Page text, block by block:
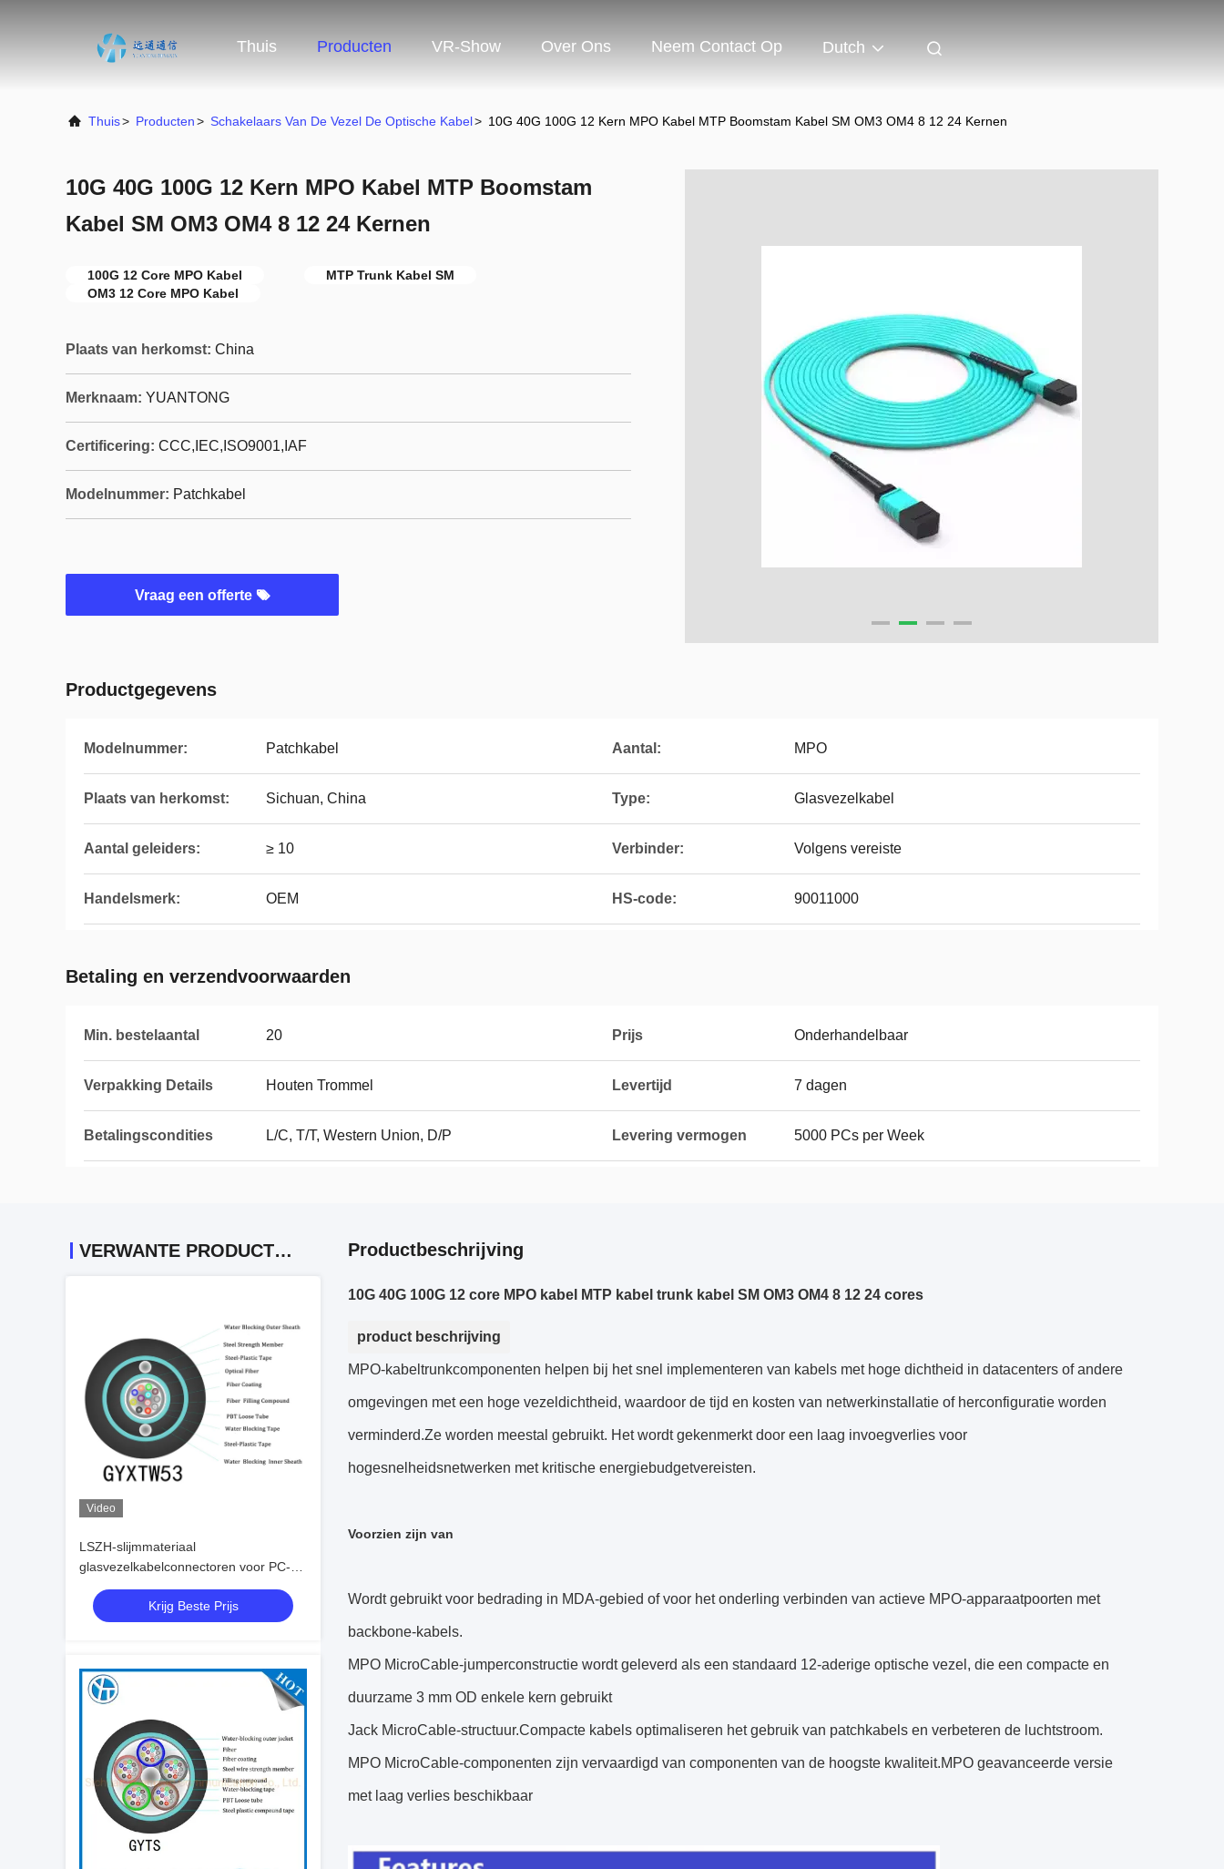
Thuis Producten VR-Show Over Ons Neem Contact Op Dutch
Thuis> Producten> Schakelaars Van De Vezel De Optische Kabel> 10G 40G 100G 12 Kern MPO Kabel MTP Boomstam Kabel SM OM3 OM4 8 12 24 Kernen
10G 40G 100G 12 Kern MPO Kabel MTP Boomstam
Kabel SM OM3 OM4 8 12 24 Kernen
100G 12 Core MPO Kabel
MTP Trunk Kabel SM
OM3 12 Core MPO Kabel
Plaats van herkomst: China
Merknaam: YUANTONG
Certificering: CCC,IEC,ISO9001,IAF
Modelnummer: Patchkabel
Vraag een offerte
Productgegevens
Modelnummer: Patchkabel Aantal: MPO
Plaats van herkomst: Sichuan, China Type: Glasvezelkabel
Aantal geleiders: ≥ 10 Verbinder: Volgens vereiste
Handelsmerk: OEM HS-code: 90011000
Betaling en verzendvoorwaarden
Min. bestelaantal 20 Prijs Onderhandelbaar
Verpakking Details Houten Trommel Levertijd 7 dagen
Betalingscondities L/C, T/T, Western Union, D/P Levering vermogen 5000 PCs per Week
VERWANTE PRODUCTEN
Video
LSZH-slijmmateriaal
glasvezelkabelconnectoren voor PC-
compatibiliteit bij extreme temperaturen
Krijg Beste Prijs
Productbeschrijving
10G 40G 100G 12 core MPO kabel MTP kabel trunk kabel SM OM3 OM4 8 12 24 cores
product beschrijving
MPO-kabeltrunkcomponenten helpen bij het snel implementeren van kabels met hoge dichtheid in datacenters of andere
omgevingen met een hoge vezeldichtheid, waardoor de tijd en kosten van netwerkinstallatie of herconfiguratie worden
verminderd.Ze worden meestal gebruikt. Het wordt gekenmerkt door een laag invoegverlies voor
hogesnelheidsnetwerken met kritische energiebudgetvereisten.
Voorzien zijn van
Wordt gebruikt voor bedrading in MDA-gebied of voor het onderling verbinden van actieve MPO-apparaatpoorten met
backbone-kabels.
MPO MicroCable-jumperconstructie wordt geleverd als een standaard 12-aderige optische vezel, die een compacte en
duurzame 3 mm OD enkele kern gebruikt
Jack MicroCable-structuur.Compacte kabels optimaliseren het gebruik van patchkabels en verbeteren de luchtstroom.
MPO MicroCable-componenten zijn vervaardigd van componenten van de hoogste kwaliteit.MPO geavanceerde versie
met laag verlies beschikbaar